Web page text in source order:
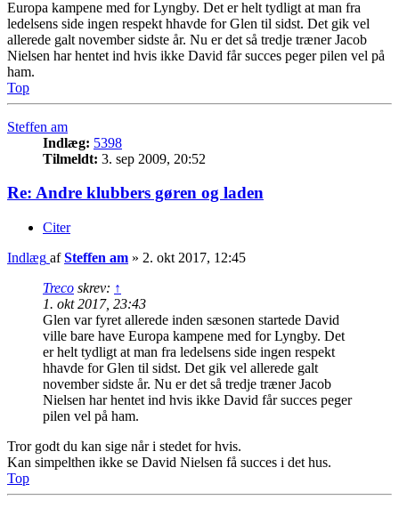
Europa kampene med for Lyngby. Det er helt tydligt at man fra
ledelsens side ingen respekt hhavde for Glen til sidst. Det gik vel
allerede galt november sidste år. Nu er det så tredje træner Jacob
Nielsen har hentet ind hvis ikke David får succes peger pilen vel på
ham.
Top
Steffen am
Indlæg: 5398
Tilmeldt: 3. sep 2009, 20:52
Re: Andre klubbers gøren og laden
Citer
Indlæg afSteffen am » 2. okt 2017, 12:45
Treco skrev: ↑
1. okt 2017, 23:43
Glen var fyret allerede inden sæsonen startede David
ville bare have Europa kampene med for Lyngby. Det
er helt tydligt at man fra ledelsens side ingen respekt
hhavde for Glen til sidst. Det gik vel allerede galt
november sidste år. Nu er det så tredje træner Jacob
Nielsen har hentet ind hvis ikke David får succes peger
pilen vel på ham.
Tror godt du kan sige når i stedet for hvis.
Kan simpelthen ikke se David Nielsen få succes i det hus.
Top